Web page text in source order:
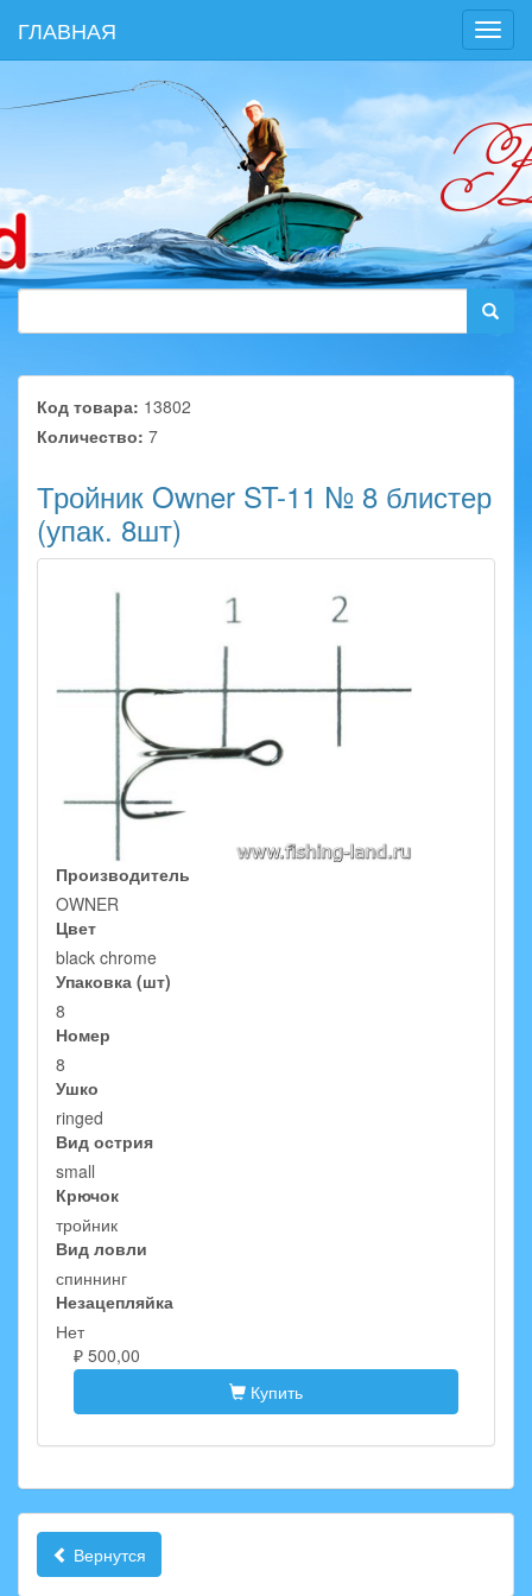
ГЛАВНАЯ
Код товара: 13802
Количество: 7
Тройник Owner ST-11 № 8 блистер
(упак. 8шт)
Производитель
OWNER
Цвет
black chrome
Упаковка (шт)
8
Номер
8
Ушко
ringed
Вид острия
small
Крючок
тройник
Вид ловли
спиннинг
Незацепляйка
Нет
₽ 500,00
Купить
Вернутся